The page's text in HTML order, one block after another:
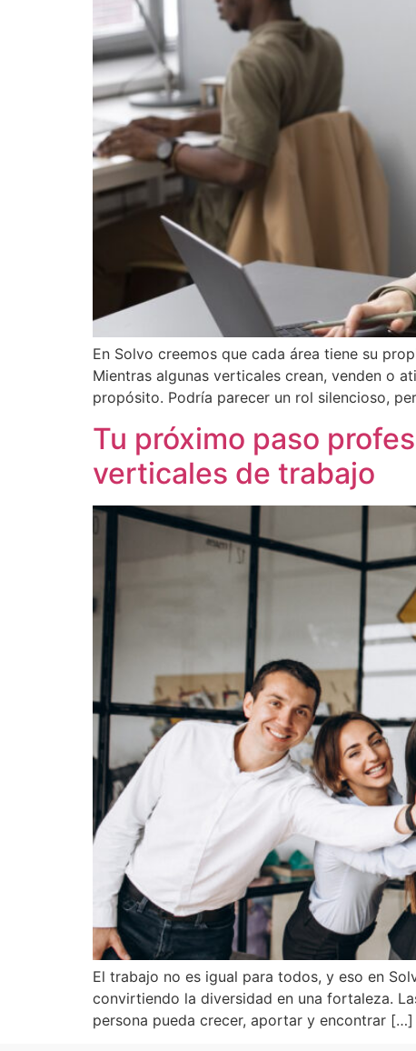
En Solvo creemos que cada área tiene su
Mientras algunas verticales crean, venden o
propósito. Podría parecer un rol silencioso,
Tu próximo paso
verticales de trabajo
El trabajo no es igual para todos, y eso en
convirtiendo la diversidad en una fortaleza.
persona pueda crecer, aportar y encontrar […]